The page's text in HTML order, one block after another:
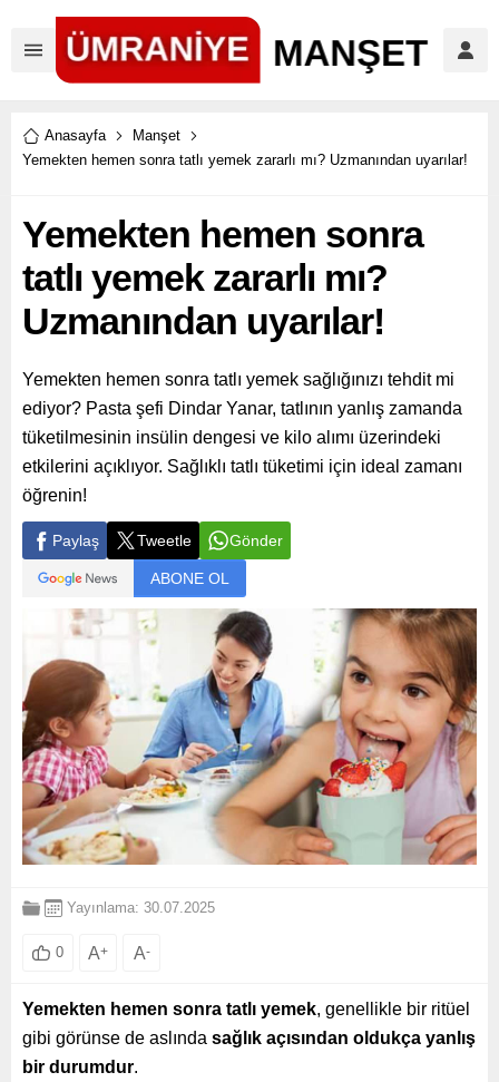
Anasayfa
Manşet
Yemekten hemen sonra tatlı yemek zararlı mı? Uzmanından uyarılar!
Yemekten hemen sonra
tatlı yemek zararlı mı?
Uzmanından uyarılar!
Yemekten hemen sonra tatlı yemek sağlığınızı tehdit mi
ediyor? Pasta şefi Dindar Yanar, tatlının yanlış zamanda
tüketilmesinin insülin dengesi ve kilo alımı üzerindeki
etkilerini açıklıyor. Sağlıklı tatlı tüketimi için ideal zamanı
öğrenin!
Paylaş Tweetle Gönder
ABONE OL
Yayınlama: 30.07.2025
0 A+ A-
Yemekten hemen sonra tatlı yemek, genellikle bir ritüel
gibi görünse de aslında sağlık açısından oldukça yanlış
bir durumdur.